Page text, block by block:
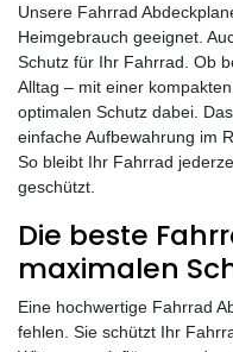
Unsere Fahrrad
Heimgebrauch geeignet.
Schutz für Ihr Fahrrad. Ob
Alltag – mit einer
optimalen Schutz dabei.
einfache Aufbewahrung im
So bleibt Ihr Fahrrad
geschützt.
Die beste
maximalen
Eine hochwertige Fahrrad
fehlen. Sie schützt Ihr